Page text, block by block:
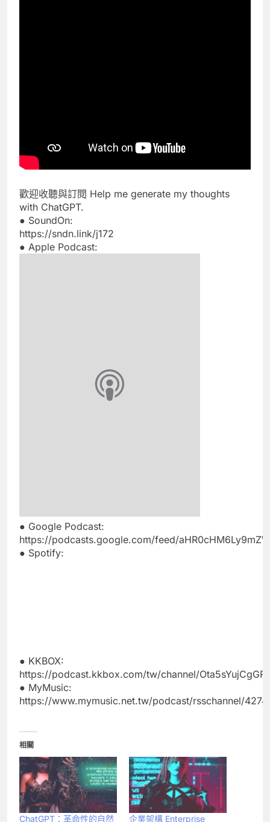
歡迎收聽與訂閱 Help me generate my thoughts
with ChatGPT.
● SoundOn:
https://sndn.link/j172
● Apple Podcast:
● Google Podcast:
https://podcasts.google.com/feed/
● Spotify:
● KKBOX:
https://podcast.kkbox.com/tw/channel/
● MyMusic:
https://www.mymusic.net.tw/podcast/rsschannel/
相關
ChatGPT：革命性的自然 企業架構 Enterprise